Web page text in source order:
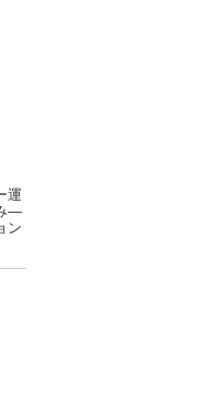
運
―
ン